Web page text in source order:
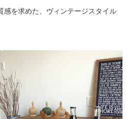
感を求めた、ヴィンテージスタイル